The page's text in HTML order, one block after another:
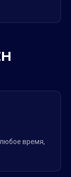
время,